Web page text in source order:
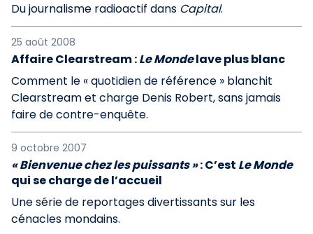
Du journalisme radioactif dans Capital.
25 août 2008
Affaire Clearstream :Le Mondelave plus blanc
Comment le « quotidien de référence » blanchit
Clearstream et charge Denis Robert, sans jamais
faire de contre-enquête.
9 octobre 2007
« Bienvenue chez les puissants »: C’est Le Monde
qui se charge de l’accueil
Une série de reportages divertissants sur les
cénacles mondains.